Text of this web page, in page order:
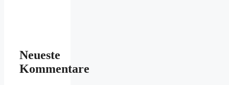
Neueste
Kommentare